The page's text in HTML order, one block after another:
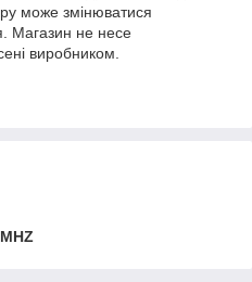
може змінюватися
Магазин не несе
виробником.
MHZ